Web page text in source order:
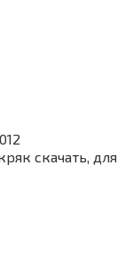
скачать, для